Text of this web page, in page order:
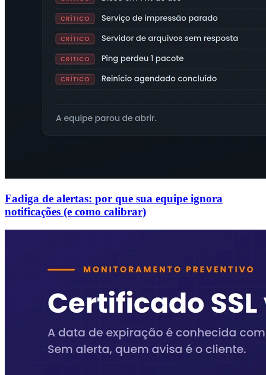
Fadiga de alertas: por que sua equipe ignora
notificações (e como calibrar)